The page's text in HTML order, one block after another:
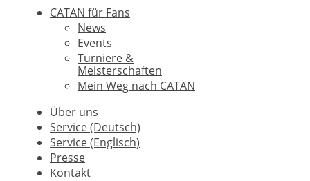
CATAN für Fans
News
Events
Turniere &
Meisterschaften
Mein Weg nach CATAN
Über uns
Service (Deutsch)
Service (Englisch)
Presse
Kontakt